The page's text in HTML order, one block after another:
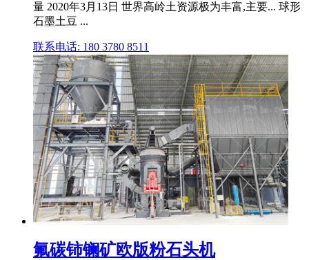
量 2020年3月13日 世界高岭土资源极为丰富,主要... 球形
石墨土豆 ...
联系电话: 180 3780 8511
氟碳铈镧矿欧版粉石头机